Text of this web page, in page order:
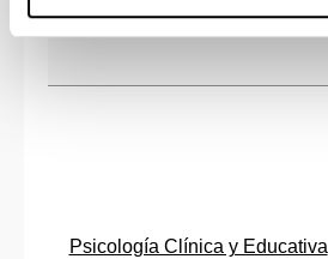
Psicología Clínica y Educativa